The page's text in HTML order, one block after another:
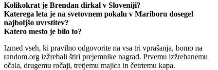
Kolikokrat je Brendan dirkal v Sloveniji?
Katerega leta je na svetovnem pokalu v Mariboru dosegel
najboljšo uvrstitev?
Katero mesto je bilo to?
Izmed vseh, ki pravilno odgovorite na vsa tri vprašanja, bomo na
random.org izžrebali štiri prejemnike nagrad. Prvemu izžrebanemu
očala, drugemu ročaji, tretjemu majica in četrtemu kapa.